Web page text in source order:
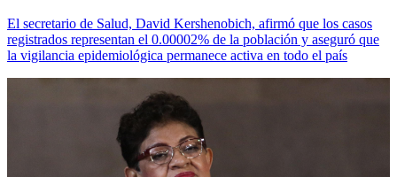
El secretario de Salud, David Kershenobich, afirmó que los casos
registrados representan el 0.00002% de la población y aseguró que
la vigilancia epidemiológica permanece activa en todo el país